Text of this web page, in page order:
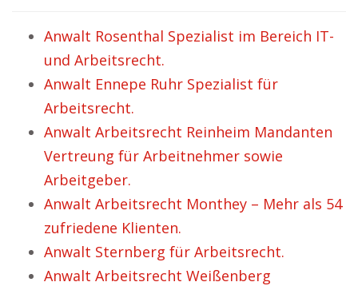
Anwalt Rosenthal Spezialist im Bereich IT-
und Arbeitsrecht.
Anwalt Ennepe Ruhr Spezialist für
Arbeitsrecht.
Anwalt Arbeitsrecht Reinheim Mandanten
Vertreung für Arbeitnehmer sowie
Arbeitgeber.
Anwalt Arbeitsrecht Monthey – Mehr als 54
zufriedene Klienten.
Anwalt Sternberg für Arbeitsrecht.
Anwalt Arbeitsrecht Weißenberg